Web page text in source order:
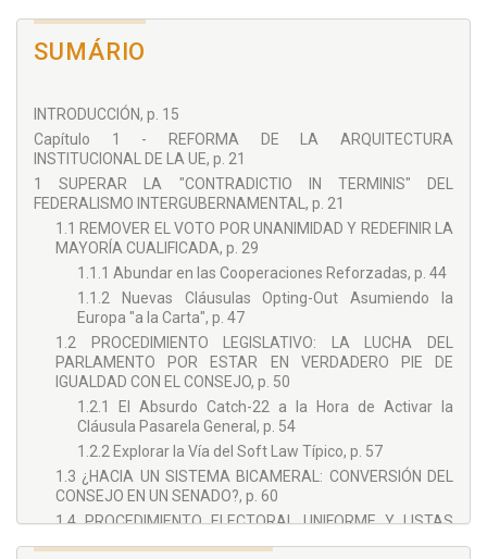
profesional refleja un perfil multidisciplinar con sólidos
conocimientos en derecho, historia y comunicación.
DIRECTOR
DAVID VALLESPÍN PÉREZ
Catedrático de Derecho Procesal de la Universitat de
Barcelona. Coordinador del Máster en Abogacía y Procura de
la Universitat de Barcelona. Autor de numerosas
monografías y artículos publicados en las más prestigiosas
editoriales y revistas científicas. Ha sido Delegado del Rector
de la UB para asuntos jurídicos y reforma del Estatuto,
Vicerector de Estructuras Académicas, Secretario del
Departamento de Derecho Administrativo, Derecho Procesal
y Derecho Financiero y Tributario, y Coordinador de la Sección
de Derecho Procesal de la Universitat de Barcelona. Ha
realizado estancias de formación e investigación en
prestigiosas Universidades europeas (Bolonia, Milán,
Florencia, Bruselas y Gante) y americanas. Columnista en
diferentes medios de comunicación e investigador principal
de diferentes proyectos. Miembro del Observatorio de
Derecho Público de Barcelona (IDP).
COORDINADOR
FRANCISCO JAVIER DONAIRE
Francisco Javier Donaire Villa es Profesor Titular de Derecho
SUMÁRIO
INTRODUCCIÓN, p. 15
Capítulo 1 - REFORMA DE LA ARQUITECTURA
INSTITUCIONAL DE LA UE, p. 21
1 SUPERAR LA "CONTRADICTIO IN TERMINIS" DEL
FEDERALISMO INTERGUBERNAMENTAL, p. 21
1.1 REMOVER EL VOTO POR UNANIMIDAD Y REDEFINIR LA
MAYORÍA CUALIFICADA, p. 29
1.1.1 Abundar en las Cooperaciones Reforzadas, p. 44
1.1.2 Nuevas Cláusulas Opting-Out Asumiendo la
Europa "a la Carta", p. 47
1.2 PROCEDIMIENTO LEGISLATIVO: LA LUCHA DEL
PARLAMENTO POR ESTAR EN VERDADERO PIE DE
IGUALDAD CON EL CONSEJO, p. 50
1.2.1 El Absurdo Catch-22 a la Hora de Activar la
Cláusula Pasarela General, p. 54
1.2.2 Explorar la Vía del Soft Law Típico, p. 57
1.3 ¿HACIA UN SISTEMA BICAMERAL: CONVERSIÓN DEL
CONSEJO EN UN SENADO?, p. 60
1.4 PROCEDIMIENTO ELECTORAL UNIFORME Y LISTAS